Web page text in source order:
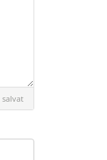
salvat